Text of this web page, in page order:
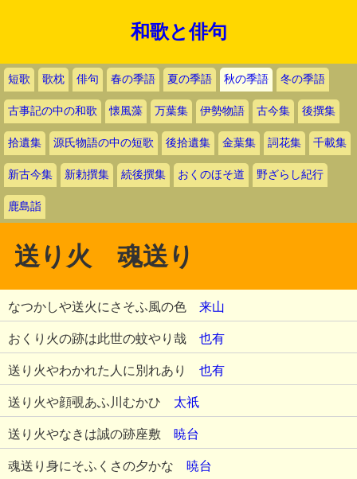
和歌と俳句
短歌 歌枕 俳句 春の季語 夏の季語 秋の季語 冬の季語
古事記の中の和歌 懐風藻 万葉集 伊勢物語 古今集 後撰集
拾遺集 源氏物語の中の短歌 後拾遺集 金葉集 詞花集 千載集
新古今集 新勅撰集 続後撰集 おくのほそ道 野ざらし紀行
鹿島詣
送り火 魂送り
なつかしや送火にさそふ風の色 来山
おくり火の跡は此世の蚊やり哉 也有
送り火やわかれた人に別れあり 也有
送り火や顔覗あふ川むかひ 太祇
送り火やなきは誠の跡座敷 暁台
魂送り身にそふくさの夕かな 暁台